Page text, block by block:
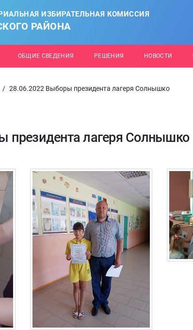
ИЗБИРАТЕЛЬНАЯ КОМИССИЯ
РАЙОНА
ОБЩИЕ СВЕДЕНИЯ РЕШЕНИЯ НОВОСТИ
/ 28.06.2022 Выборы президента лагеря Солнышко
президента лагеря Солнышко